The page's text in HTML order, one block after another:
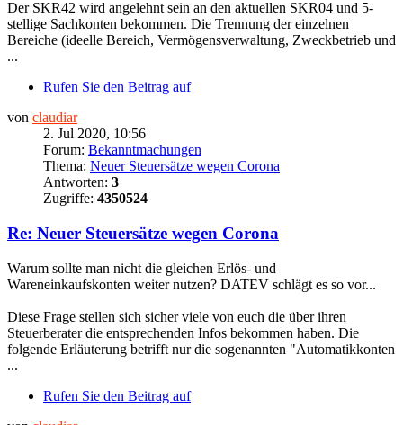
Der SKR42 wird angelehnt sein an den aktuellen SKR04 und 5-
stellige Sachkonten bekommen. Die Trennung der einzelnen
Bereiche (ideelle Bereich, Vermögensverwaltung, Zweckbetrieb und
...
Rufen Sie den Beitrag auf
von claudiar
2. Jul 2020, 10:56
Forum: Bekanntmachungen
Thema: Neuer Steuersätze wegen Corona
Antworten: 3
Zugriffe: 4350524
Re: Neuer Steuersätze wegen Corona
Warum sollte man nicht die gleichen Erlös- und
Wareneinkaufskonten weiter nutzen? DATEV schlägt es so vor...
Diese Frage stellen sich sicher viele von euch die über ihren
Steuerberater die entsprechenden Infos bekommen haben. Die
folgende Erläuterung betrifft nur die sogenannten "Automatikkonten
...
Rufen Sie den Beitrag auf